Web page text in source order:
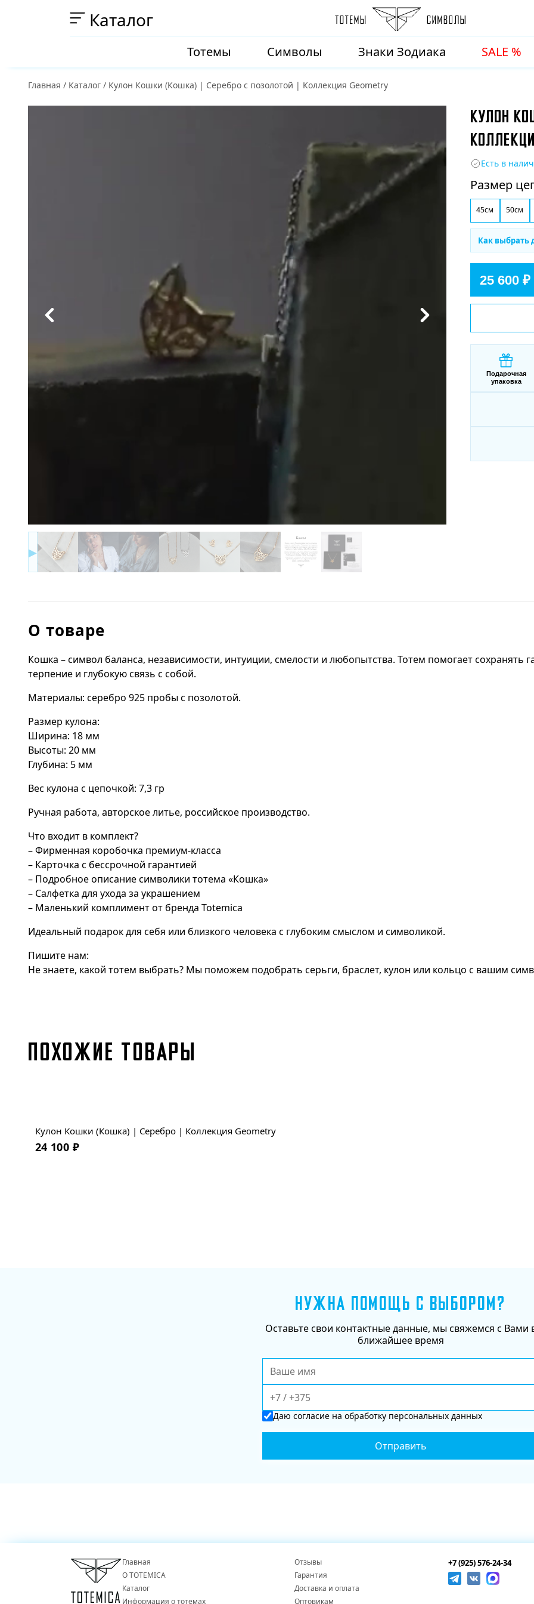
Каталог
Тотемы Символы Знаки Зодиака SALE %
Главная / Каталог / Кулон Кошки (Кошка) | Серебро с позолотой | Коллекция Geometry
▶
КУЛОН
Есть в
Размер
45см 50см
Как выбрать
25 600 ₽
Подарочная
упаковка
О товаре
Кошка – символ баланса, независимости, интуиции, смелости и любопытства. Тотем помогает
терпение и глубокую связь с собой.
Материалы: серебро 925 пробы с позолотой.
Размер кулона:
Ширина: 18 мм
Высоты: 20 мм
Глубина: 5 мм
Вес кулона с цепочкой: 7,3 гр
Ручная работа, авторское литье, российское производство.
Что входит в комплект?
– Фирменная коробочка премиум-класса
– Карточка с бессрочной гарантией
– Подробное описание символики тотема «Кошка»
– Салфетка для ухода за украшением
– Маленький комплимент от бренда Totemica
Идеальный подарок для себя или близкого человека с глубоким смыслом и символикой.
Пишите нам:
Не знаете, какой тотем выбрать? Мы поможем подобрать серьги, браслет, кулон или кольцо с вашим
ПОХОЖИЕ ТОВАРЫ
Кулон Кошки (Кошка) | Серебро | Коллекция Geometry
24 100 ₽
НУЖНА ПОМОЩЬ С ВЫБОРОМ?
Оставьте свои контактные данные, мы свяжемся с Вами
ближайшее время
Даю согласиена обработку персональных данных
Главная
О TOTEMICA
Каталог
Информация о тотемах
Отзывы
Гарантия
Доставка и оплата
Оптовикам
+7 (925) 576-24-34